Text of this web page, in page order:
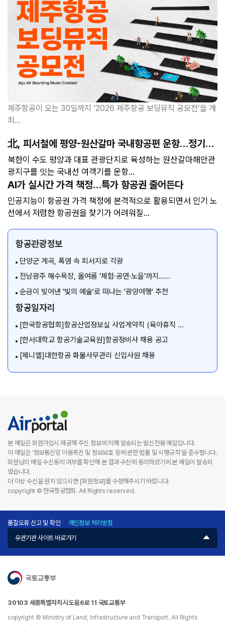
제주항공이 오는 30일까지 ‘2026 제주항공 보딩뮤직 공모전’을 개
최...
北, 피서철에 평양-원산갈마 국내항공편 운항…정기편
될지 주목
북한이 수도 평양과 대표 관광단지로 육성하는 원산갈마해안관
광지구를 잇는 국내선 여객기를 운항...
AI가 실시간 가격 책정…특가 항공권 줄어든다
인공지능이 항공권 가격 책정에 본격적으로 활용되면서 인기 노
선에서 저렴한 항공권을 찾기가 어려워질...
항공관광정보
단양군 계곡, 폭염 속 피서지로 각광
전남광주 해수욕장, 올여름 '체험·공연·노을'까지…...
순금이 빚어낸 '빛의 예술'로 떠나는 '광양여행' 추천
항공일자리
[한국항공협회]항공산업정보실 사업계약직 (육아휴직 ...
[한서대학교 항공기술교육원]항공정비사 채용 공고
[제니엘]대한항공 화물사무관리 신입사원 채용
본 메일은 회원가입시 제공해 주신 정보에 의해 발송되는 발신전용 메일입니다.
이 메일은 '정보통신망 이용촉진 및 정보보호 등에 관한 법률 및 시행규칙'을 준수합니다.
회원님의 메일 수신동의 여부를 확인해 본 결과 수신에 동의하셨기에 본 메일이 발송되
었습니다.
더 이상 수신을 원치 않으시면 [회원정보]를 수정해주시기 바랍니다.
copyright © 한국항공협회. All Rights reserved.
품질오류 신고 및 확인
개인정보 처리방침
유관기관 사이트 바로가기
30103 세종특별자치시 도움6로 11 국토교통부
copyright © Ministry of Land, Infrastructure and Transport. All Rights